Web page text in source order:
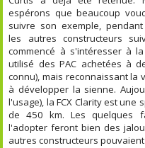
espérons que beaucoup
suivre son exemple,
les autres constructeurs
commencé à s'intéresser à
utilisé des PAC achetées à
connu), mais reconnaissant la
à développer la sienne.
l'usage), la FCX Clarity est
de 450 km. Les quelques
l'adopter feront bien des
autres constructeurs